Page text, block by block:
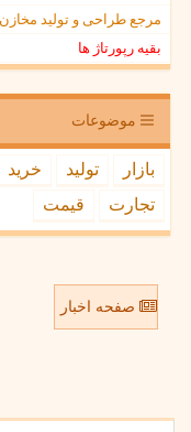
مرجع طراحی و تولید
بقیه رپورتاژ ها
موضوعات
بازار تولید خرید
تجارت
قیمت
صفحه اخبار